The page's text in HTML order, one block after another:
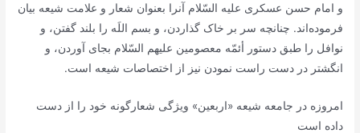
و امام حسن عسکری علیه السّلام آنرا بعنوان شعار و علامت شیعه بیان
فرموده‌اند. چنانچه سر بر خاک گذاردن، و بسم اللَه را بلند گفتن، و
نوافل را طبق دستور أئمّه معصومین علیهم السّلام بجای آوردن، و
انگشتر در دست راست نمودن نیز از اختصاصات شیعه است.
امروزه در جامعه شیعه «اربعین» ویژگی شعارگونه خود را از دست
داده است